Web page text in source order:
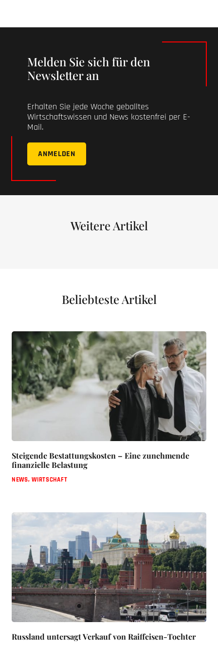
Melden Sie sich für den
Newsletter an
Erhalten Sie jede Woche geballtes
Wirtschaftswissen und News kostenfrei per E-
Mail.
ANMELDEN
Weitere Artikel
Beliebteste Artikel
Steigende Bestattungskosten – Eine zunehmende
finanzielle Belastung
NEWS,WIRTSCHAFT
Russland untersagt Verkauf von Raiffeisen-Tochter